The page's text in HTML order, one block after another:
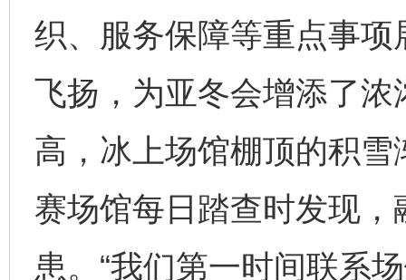
织、服务保障等重点事
飞扬，为亚冬会增添了
高，冰上场馆棚顶的积
赛场馆每日踏查时发现
患。“我们第一时间联系